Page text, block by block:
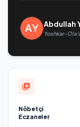
Abdullah
Yoshkar-
Nöbetçi
Eczaneler